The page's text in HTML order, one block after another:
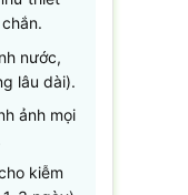
nước,
lâu dài).
ảnh mọi
kiễm